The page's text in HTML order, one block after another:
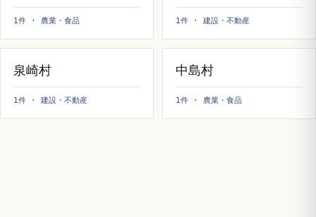
1件 · 農業・食品 1件 · 建設・不動産
泉崎村
1件 · 建設・不動産
中島村
1件 · 農業・食品